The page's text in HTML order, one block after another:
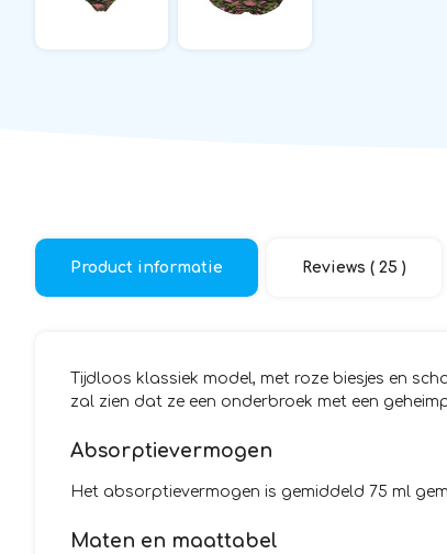
Product informatie Reviews ( 25 )
Tijdloos klassiek model, met roze biesjes en
zal zien dat ze een onderbroek met een
Absorptievermogen
Het absorptievermogen is gemiddeld 75 ml
Maten en maattabel